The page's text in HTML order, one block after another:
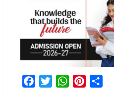
FacebookTwitterWhatsAppPinterest